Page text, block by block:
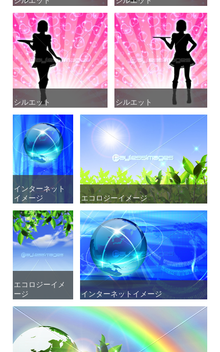
シルエット
シルエット シルエット
シルエット
インターネット
イメージ
インターネット
イメージ
エコロジーイメージ
エコロジーイメージ
エコロジーイメ
ージ
エコロジーイメ
ージ
インターネットイメージ
インターネットイメージ